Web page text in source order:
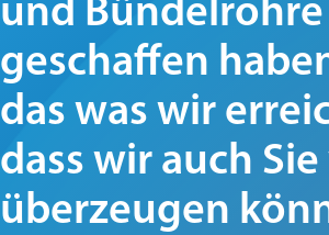
geschaffen
das was wir
dass wir auch
überzeugen